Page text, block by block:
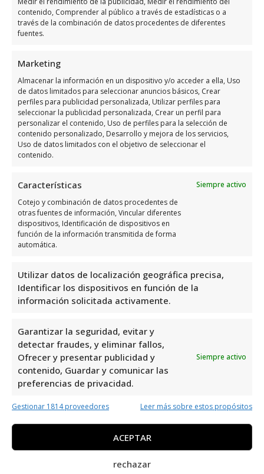
contenido, Comprender al público a través de estadísticas o a
través de la combinación de datos procedentes de diferentes
fuentes.
Marketing
Almacenar la información en un dispositivo y/o acceder a ella, Uso
de datos limitados para seleccionar anuncios básicos, Crear
perfiles para publicidad personalizada, Utilizar perfiles para
seleccionar la publicidad personalizada, Crear un perfil para
personalizar el contenido, Uso de perfiles para la selección de
contenido personalizado, Desarrollo y mejora de los servicios,
Uso de datos limitados con el objetivo de seleccionar el
contenido.
Características
Siempre activo
Cotejo y combinación de datos procedentes de
otras fuentes de información, Vincular diferentes
dispositivos, Identificación de dispositivos en
función de la información transmitida de forma
automática.
Utilizar datos de localización geográfica precisa,
Identificar los dispositivos en función de la
información solicitada activamente.
Garantizar la seguridad, evitar y
detectar fraudes, y eliminar fallos,
Ofrecer y presentar publicidad y
contenido, Guardar y comunicar las
preferencias de privacidad.
Siempre activo
Gestionar 1814 proveedores Leer más sobre estos propósitos
ACEPTAR
rechazar
Días Horario
Lunes
Miércoles
Jueves
9:00 a 19:00
Viernes
9:00 a 14:00
Sábado
Cerrado
Domingo
Cerrado
Opiniones y información
extra sobre Exclusivas
Alimentarias 1998, S. L.
Exclusivas Alimentarias 1998, S. L. es una
especializada en la distribución de
alimentos. Con una valoración de 4,0 y 8
reseñas, demuestra su compromiso con la
Polígono Industrial La Estrella la convierte
en una opción conveniente para quienes
buscan productos alimenticios de alta
calidad en la zona. Su reputación positiva
respalda su excelencia en el sector.
Exclusivas Alimentarias 1998, S. L.
los mejores especialistas en Distribución de
Alimentos en la ciudad de Orihuela Costa.